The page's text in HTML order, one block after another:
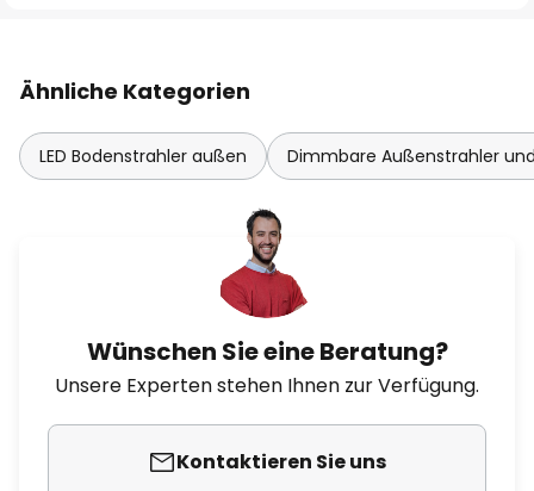
Ähnliche Kategorien
LED Bodenstrahler außen Dimmbare Außenstrahler
Wünschen Sie eine Beratung?
Unsere Experten stehen Ihnen zur Verfügung.
Kontaktieren Sie uns